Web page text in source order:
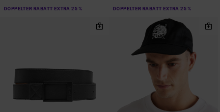
DOPPELTER RABATT EXTRA 25 % DOPPELTER RABATT EXTRA 25 %